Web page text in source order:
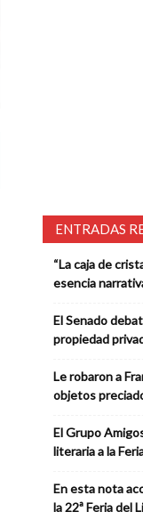
ENTRADAS
“La caja de
esencia
El Senado
propiedad
Le robaron a
objetos
El Grupo
literaria a la
En esta nota
la 22ª Feria del